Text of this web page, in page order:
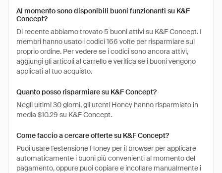
Al momento sono disponibili buoni funzionanti su K&F
Concept?
Di recente abbiamo trovato 5 buoni attivi su K&F Concept. I
membri hanno usato i codici 166 volte per risparmiare sul
proprio ordine. Per vedere se i codici sono ancora attivi,
aggiungi gli articoli al carrello e verifica se i buoni vengono
applicati al tuo acquisto.
Quanto posso risparmiare su K&F Concept?
Negli ultimi 30 giorni, gli utenti Honey hanno risparmiato in
media $10.29 su K&F Concept.
Come faccio a cercare offerte su K&F Concept?
Puoi usare l'estensione Honey per il browser per applicare
automaticamente i buoni più convenienti al momento del
pagamento, oppure puoi copiare e incollare manualmente i